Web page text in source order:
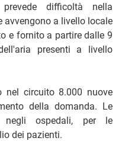
prevede difficoltà nella
avvengono a livello locale
e fornito a partire dalle 9
presenti a livello
nel circuito 8.000 nuove
della domanda. Le
negli ospedali, per le
dei pazienti.